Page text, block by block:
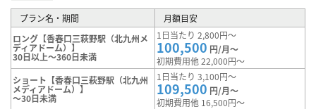
プラン名・期間
月額目安
ロング【香春口三萩野駅（北九州メ
ディアドーム）】
30日以上～360日未満
1日当たり 2,800円～
100,500 円/月～
初期費用他 22,000円～
ショート【香春口三萩野駅（北九州
メディアドーム）】
～30日未満
1日当たり 3,100円～
109,500 円/月～
初期費用他 16,500円～